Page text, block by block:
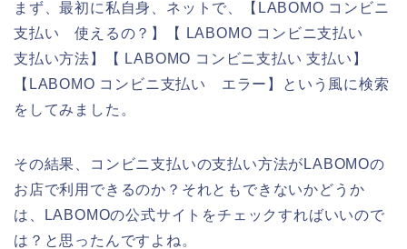
まず、最初に私自身、ネットで、【LABOMO コンビニ
支払い 使えるの？】【 LABOMO コンビニ支払い
支払い方法】【 LABOMO コンビニ支払い 支払い】
【LABOMO コンビニ支払い エラー】という風に検索
をしてみました。
その結果、コンビニ支払いの支払い方法がLABOMOの
お店で利用できるのか？それともできないかどうか
は、LABOMOの公式サイトをチェックすればいいので
は？と思ったんですよね。